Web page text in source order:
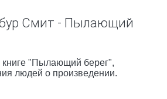
Смит - Пылающий
книге "Пылающий берег",
людей о произведении.